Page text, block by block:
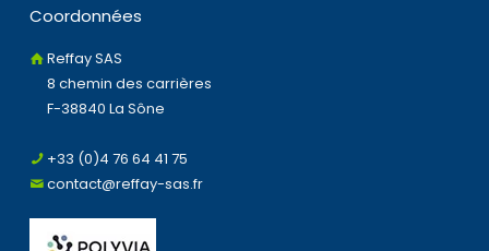
Coordonnées
Reffay SAS
8 chemin des carrières
F-38840 La Sône
+33 (0)4 76 64 41 75
contact@reffay-sas.fr